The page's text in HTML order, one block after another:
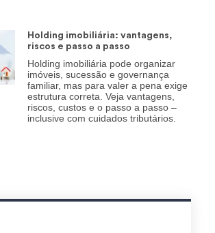
Holding imobiliária: vantagens,
riscos e passo a passo
Holding imobiliária pode organizar
imóveis, sucessão e governança
familiar, mas para valer a pena exige
estrutura correta. Veja vantagens,
riscos, custos e o passo a passo –
inclusive com cuidados tributários.